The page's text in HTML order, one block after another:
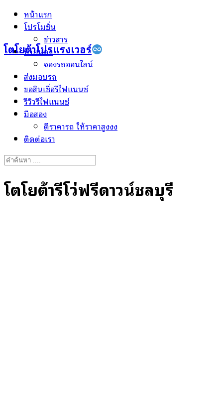
Skip
โตโยต้าโปรแรงเวอร์
หน้าแรก
โปรโมชั่น
ข่าวสาร
ป้ายแดง
จองรถออนไลน์
ส่งมอบรถ
ขอสินเชื่อรีไฟแนนซ์
รีวิวรีไฟแนนซ์
มือสอง
ตีราคารถ ให้ราคาสูงงง
ติดต่อเรา
Search
โตโยต้ารีโว่ฟรีดาวน์ชลบุรี